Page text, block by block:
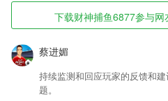
财神捕鱼6877软件特色
能放心外出游玩。
2,隐私保护：在这里我们对你的隐私
3,孩子每天都可以利用自己的空余时间
下载财神捕鱼6877参与
蔡进媚
持续监测和回应玩家的反馈和
题。